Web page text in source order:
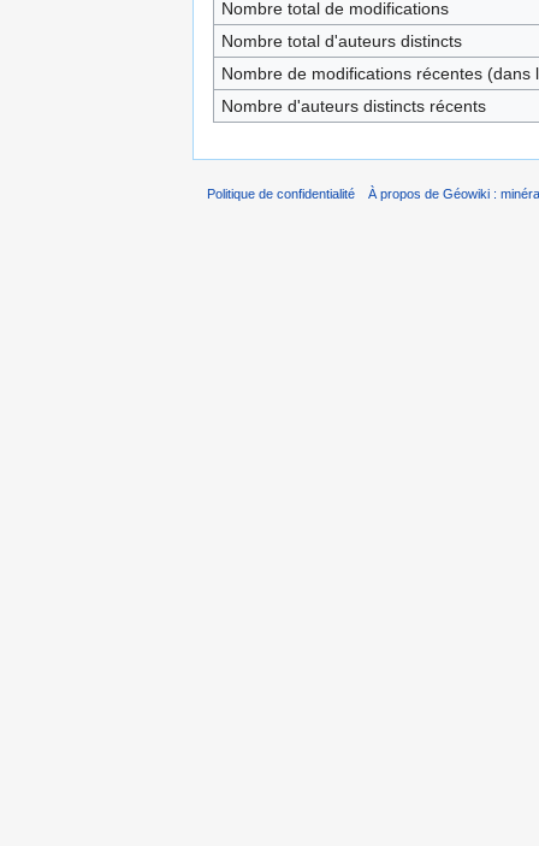
Nombre total de modifications
Nombre total d'auteurs distincts
Nombre de modifications récentes (dans
Nombre d'auteurs distincts récents
Politique de confidentialité À propos de Géowiki :